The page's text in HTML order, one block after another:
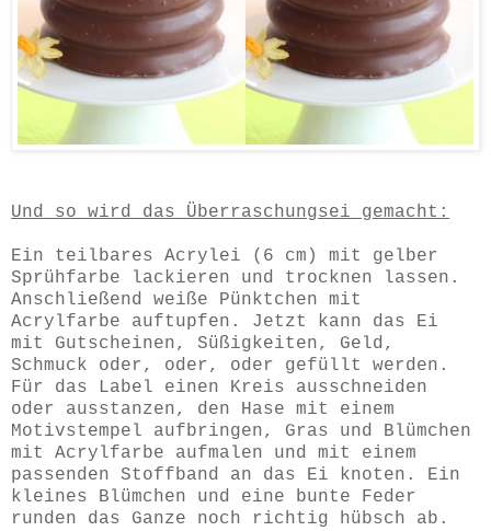
Und so wird das Überraschungsei gemacht:
Ein teilbares Acrylei (6 cm) mit gelber
Sprühfarbe lackieren und trocknen lassen.
Anschließend weiße Pünktchen mit
Acrylfarbe auftupfen. Jetzt kann das Ei
mit Gutscheinen, Süßigkeiten, Geld,
Schmuck oder, oder, oder gefüllt werden.
Für das Label einen Kreis ausschneiden
oder ausstanzen, den Hase mit einem
Motivstempel aufbringen, Gras und Blümchen
mit Acrylfarbe aufmalen und mit einem
passenden Stoffband an das Ei knoten. Ein
kleines Blümchen und eine bunte Feder
runden das Ganze noch richtig hübsch ab.